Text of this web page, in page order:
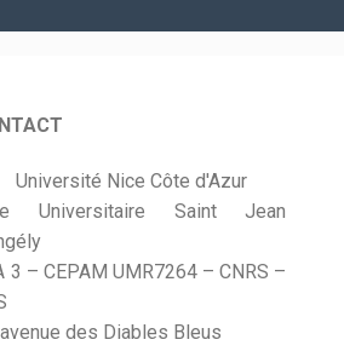
Université Nice Côte d'Azur
Universitaire Saint Jean
3 – CEPAM UMR7264 – CNRS –
des Diables Bleus